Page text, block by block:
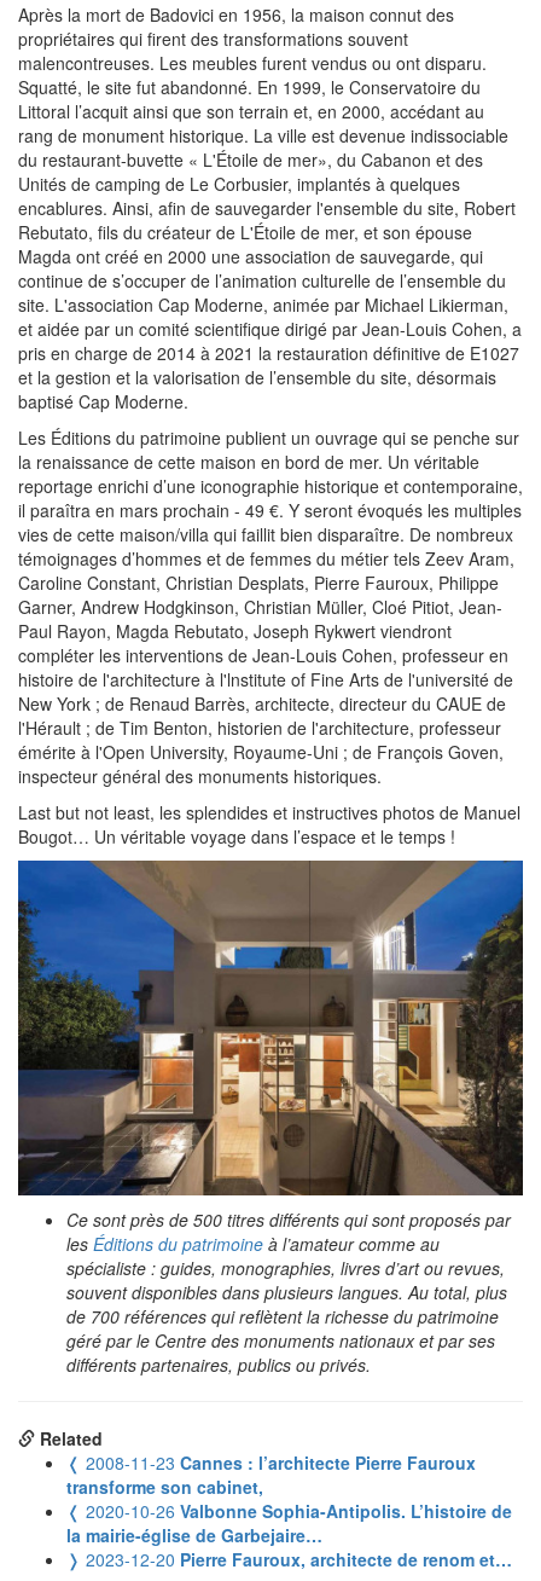
Après la mort de Badovici en 1956, la maison connut des
propriétaires qui firent des transformations souvent
malencontreuses. Les meubles furent vendus ou ont disparu.
Squatté, le site fut abandonné. En 1999, le Conservatoire du
Littoral l’acquit ainsi que son terrain et, en 2000, accédant au
rang de monument historique. La ville est devenue indissociable
du restaurant-buvette « L'Étoile de mer», du Cabanon et des
Unités de camping de Le Corbusier, implantés à quelques
encablures. Ainsi, afin de sauvegarder l'ensemble du site, Robert
Rebutato, fils du créateur de L'Étoile de mer, et son épouse
Magda ont créé en 2000 une association de sauvegarde, qui
continue de s’occuper de l’animation culturelle de l’ensemble du
site. L'association Cap Moderne, animée par Michael Likierman,
et aidée par un comité scientifique dirigé par Jean-Louis Cohen, a
pris en charge de 2014 à 2021 la restauration définitive de E1027
et la gestion et la valorisation de l’ensemble du site, désormais
baptisé Cap Moderne.
Les Éditions du patrimoine publient un ouvrage qui se penche sur
la renaissance de cette maison en bord de mer. Un véritable
reportage enrichi d’une iconographie historique et contemporaine,
il paraîtra en mars prochain - 49 €. Y seront évoqués les multiples
vies de cette maison/villa qui faillit bien disparaître. De nombreux
témoignages d’hommes et de femmes du métier tels Zeev Aram,
Caroline Constant, Christian Desplats, Pierre Fauroux, Philippe
Garner, Andrew Hodgkinson, Christian Müller, Cloé Pitiot, Jean-
Paul Rayon, Magda Rebutato, Joseph Rykwert viendront
compléter les interventions de Jean-Louis Cohen, professeur en
histoire de l'architecture à l'lnstitute of Fine Arts de l'université de
New York ; de Renaud Barrès, architecte, directeur du CAUE de
l'Hérault ; de Tim Benton, historien de l'architecture, professeur
émérite à l'Open University, Royaume-Uni ; de François Goven,
inspecteur général des monuments historiques.
Last but not least, les splendides et instructives photos de Manuel
Bougot… Un véritable voyage dans l’espace et le temps !
Ce sont près de 500 titres différents qui sont proposés par
les Éditions du patrimoine à l’amateur comme au
spécialiste : guides, monographies, livres d’art ou revues,
souvent disponibles dans plusieurs langues. Au total, plus
de 700 références qui reflètent la richesse du patrimoine
géré par le Centre des monuments nationaux et par ses
différents partenaires, publics ou privés.
Related
❬ 2008-11-23 Cannes : l’architecte Pierre Fauroux
transforme son cabinet,
❬ 2020-10-26 Valbonne Sophia-Antipolis. L’histoire de
la mairie-église de Garbejaire…
❭ 2023-12-20 Pierre Fauroux, architecte de renom et…